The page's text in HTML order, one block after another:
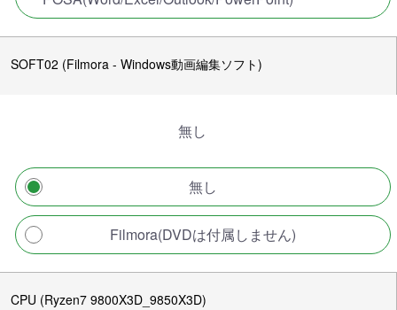
SOFT02 (Filmora - Windows動画編集ソフト)
無し
無し
Filmora(DVDは付属しません)
CPU (Ryzen7 9800X3D_9850X3D)